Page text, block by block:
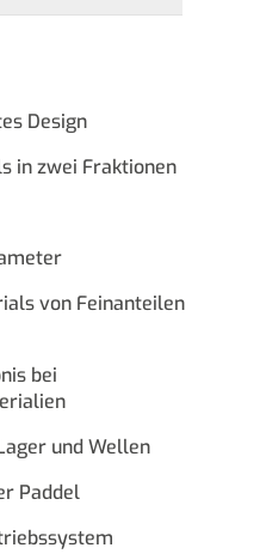
Design
in zwei Fraktionen
von Feinanteilen
bei
und Wellen
Paddel